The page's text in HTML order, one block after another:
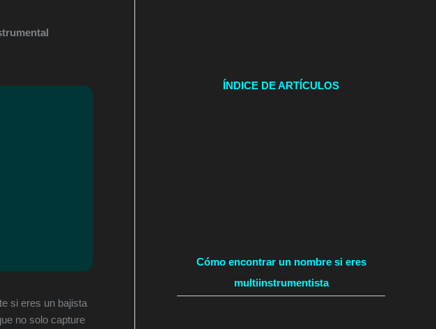
si eres un bajista
no solo capture
ÍNDICE DE ARTÍCULOS
Cómo encontrar un nombre si eres
multiinstrumentista